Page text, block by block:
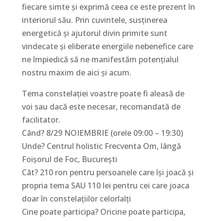
fiecare simte și exprimă ceea ce este prezent în
interiorul său. Prin cuvintele, susținerea
energetică și ajutorul divin primite sunt
vindecate și eliberate energiile nebenefice care
ne împiedică să ne manifestăm potențialul
nostru maxim de aici și acum.
Tema constelației voastre poate fi aleasă de
voi sau dacă este necesar, recomandată de
facilitator.
Când? 8/29 NOIEMBRIE (orele 09:00 – 19:30)
Unde? Centrul holistic Frecventa Om, lângă
Foișorul de Foc, București
Cât? 210 ron pentru persoanele care își joacă și
propria tema SAU 110 lei pentru cei care joaca
doar în constelațiilor celorlalți
Cine poate participa? Oricine poate participa,